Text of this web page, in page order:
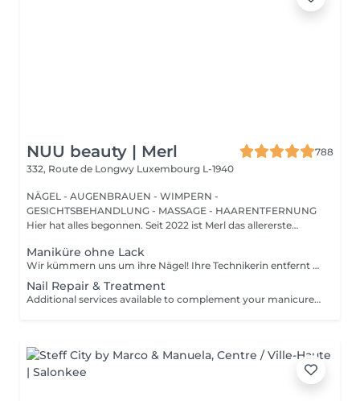
NUU beauty | Merl
788
332, Route de Longwy Luxembourg L-1940
NÄGEL - AUGENBRAUEN - WIMPERN -
GESICHTSBEHANDLUNG - MASSAGE - HAARENTFERNUNG
Hier hat alles begonnen. Seit 2022 ist Merl das allererste
Maniküre ohne Lack
Wir kümmern uns um ihre Nägel! Ihre Technikerin entfernt sanft abgestorbene hautzellen, feilt und formt ihre Nägel und poliert die oberfläche für ein glattes, natürliches finish. Unsere meister bieten kantige, hardware- oder kombinierte manicures an, je nach ihren wünschen. Wie wird eine manicure ohne nagellack durchgeführt? - raue haut wird sanft entfernt - die form der nagelplatte wird behutsam korrigiert - die Nagelhaut und seitlichen ränder werden sorgfältig bearbeitet - Nagelhautöl und handcreme werden aufgetragen, um zu pflegen und zu hydratisieren Altersbeschränkung: empfohlen ab 14 Jahren. Nachbehandlungsempfehlungen: es sind keine speziellen Nachbehandlungen erforderlich. Häufigkeit: alle 3 Wochen.
Nail Repair & Treatment
Additional services available to complement your manicure or as standalone treatments. Nail Repair per nail (during service) Minor repair of a single nail (small crack, local damage or broken nail). This option can be added multiple times if more than one nail requires repair. Charged at 3€ per nail for Manicure with Gel Polish services. Nail Repair per nail (walk-in) Repair of one nail without manicure or polish application. Suitable for clients booking a repair only. Onycholysis Treatment per nail Targeted care for nails affected by onycholysis. Performed without polish to support healthy nail recovery. IBX Nail Repair System Professional nail treatment designed to strengthen and restore natural nails. Can be booked alone or combined with gel removal for deeper repair. Gel Polish Removal Gentle and careful removal of gel polish.